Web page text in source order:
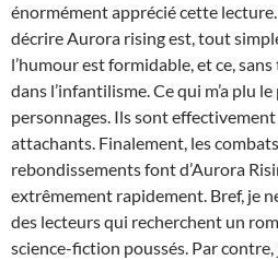
énormément apprécié cette
décrire Aurora rising est, tout
l’humour est formidable, et ce,
dans l’infantilisme. Ce qui m’a plu
personnages. Ils sont
attachants. Finalement, les
rebondissements font d’Aurora
extrêmement rapidement. Bref, je
des lecteurs qui recherchent un
science-fiction poussés. Par contre,